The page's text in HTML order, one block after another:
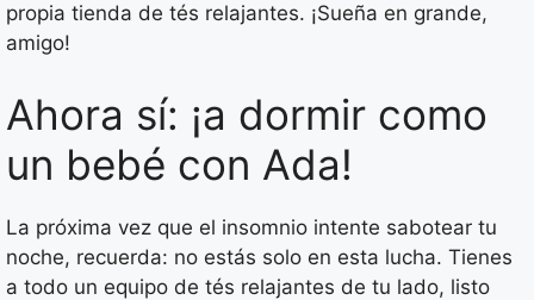
propia tienda de tés relajantes. ¡Sueña en grande,
amigo!
Ahora sí: ¡a dormir como
un bebé con Ada!
La próxima vez que el insomnio intente sabotear tu
noche, recuerda: no estás solo en esta lucha. Tienes
a todo un equipo de tés relajantes de tu lado, listo